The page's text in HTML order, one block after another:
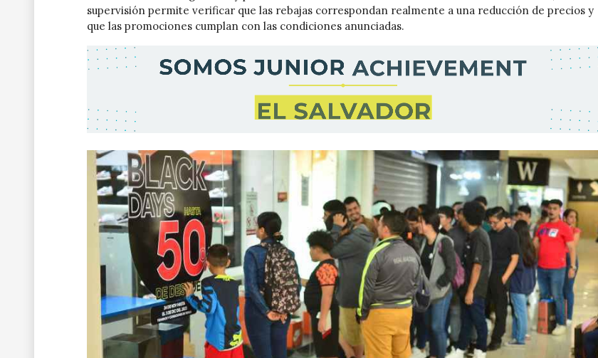
supervisión permite verificar que las rebajas correspondan realmente a una reducción de precios y
que las promociones cumplan con las condiciones anunciadas.